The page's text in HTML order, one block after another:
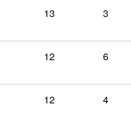
13 3
12 6
12 4